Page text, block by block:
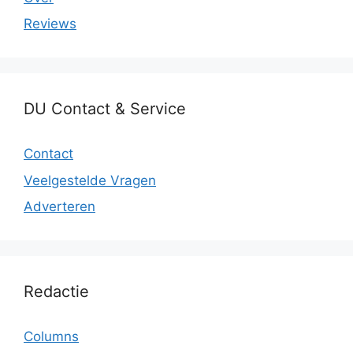
Reviews
DU Contact & Service
Contact
Veelgestelde Vragen
Adverteren
Redactie
Columns